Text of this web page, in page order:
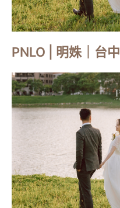
PNLO | 明姝｜台中